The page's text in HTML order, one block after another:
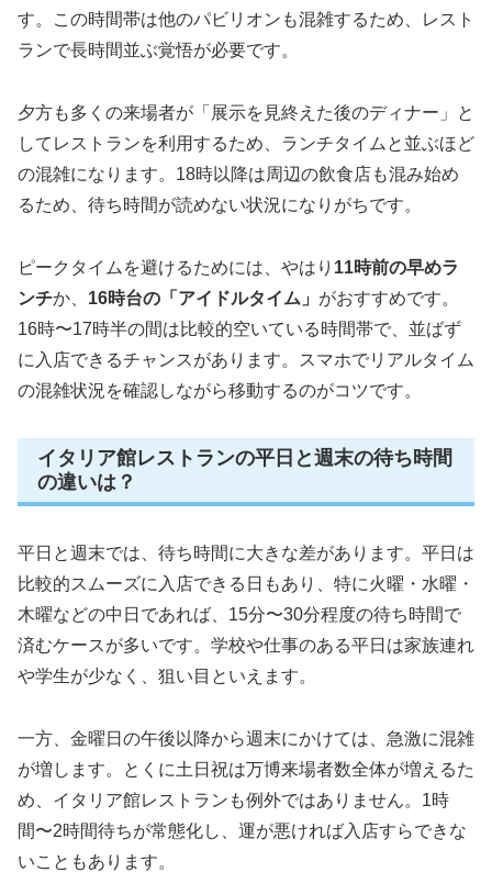
す。この時間帯は他のパビリオンも混雑するため、レスト
ランで長時間並ぶ覚悟が必要です。
夕方も多くの来場者が「展示を見終えた後のディナー」と
してレストランを利用するため、ランチタイムと並ぶほど
の混雑になります。18時以降は周辺の飲食店も混み始め
るため、待ち時間が読めない状況になりがちです。
ピークタイムを避けるためには、やはり 11時前の早めラ
ンチか、 16時台の「アイドルタイム」 がおすすめです。
16時〜17時半の間は比較的空いている時間帯で、並ばず
に入店できるチャンスがあります。スマホでリアルタイム
の混雑状況を確認しながら移動するのがコツです。
イタリア館レストランの平日と週末の待ち時間
の違いは？
平日と週末では、待ち時間に大きな差があります。平日は
比較的スムーズに入店できる日もあり、特に火曜・水曜・
木曜などの中日であれば、15分〜30分程度の待ち時間で
済むケースが多いです。学校や仕事のある平日は家族連れ
や学生が少なく、狙い目といえます。
一方、金曜日の午後以降から週末にかけては、急激に混雑
が増します。とくに土日祝は万博来場者数全体が増えるた
め、イタリア館レストランも例外ではありません。1時
間〜2時間待ちが常態化し、運が悪ければ入店すらできな
いこともあります。